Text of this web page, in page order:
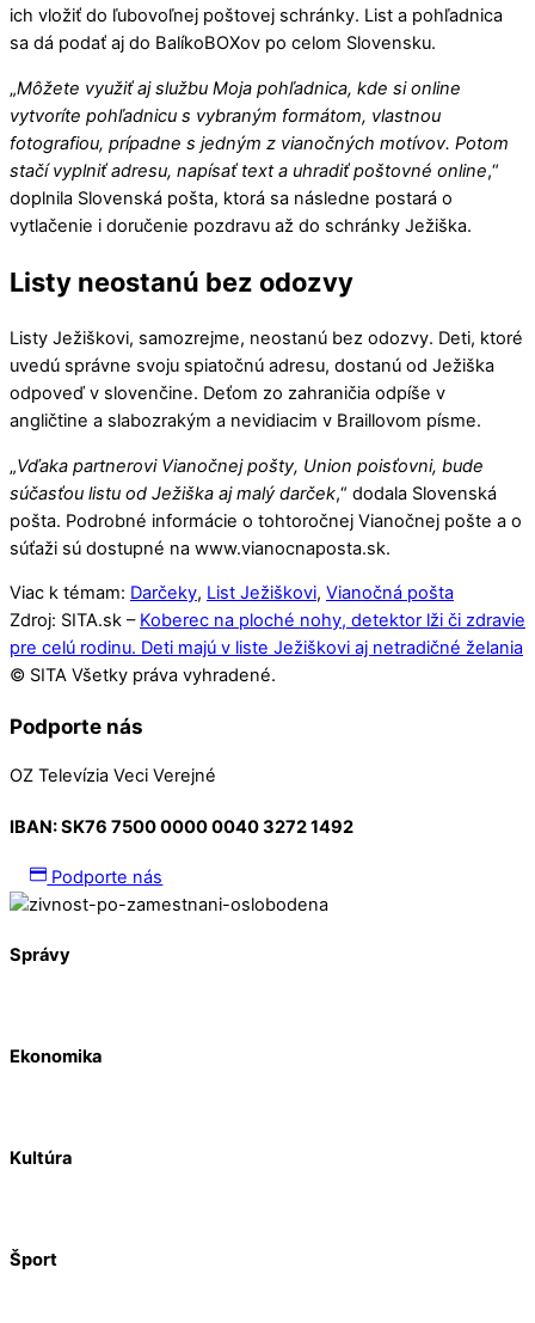
ich vložiť do ľubovoľnej poštovej schránky. List a pohľadnica
sa dá podať aj do BalíkoBOXov po celom Slovensku.
„Môžete využiť aj službu Moja pohľadnica, kde si online
vytvoríte pohľadnicu s vybraným formátom, vlastnou
fotografiou, prípadne s jedným z vianočných motívov. Potom
stačí vyplniť adresu, napísať text a uhradiť poštovné online,“
doplnila Slovenská pošta, ktorá sa následne postará o
vytlačenie i doručenie pozdravu až do schránky Ježiška.
Listy neostanú bez odozvy
Listy Ježiškovi, samozrejme, neostanú bez odozvy. Deti, ktoré
uvedú správne svoju spiatočnú adresu, dostanú od Ježiška
odpoveď v slovenčine. Deťom zo zahraničia odpíše v
angličtine a slabozrakým a nevidiacim v Braillovom písme.
„Vďaka partnerovi Vianočnej pošty, Union poisťovni, bude
súčasťou listu od Ježiška aj malý darček,“ dodala Slovenská
pošta. Podrobné informácie o tohtoročnej Vianočnej pošte a o
súťaži sú dostupné na www.vianocnaposta.sk.
Viac k témam: Darčeky, List Ježiškovi, Vianočná pošta
Zdroj: SITA.sk – Koberec na ploché nohy, detektor lži či zdravie
pre celú rodinu. Deti majú v liste Ježiškovi aj netradičné želania
© SITA Všetky práva vyhradené.
Podporte nás
OZ Televízia Veci Verejné
IBAN:SK76 7500 0000 0040 3272 1492
Podporte nás
Správy
Ekonomika
Kultúra
Šport